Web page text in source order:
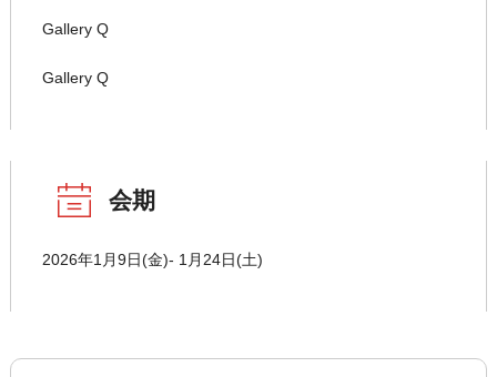
Gallery Q
Gallery Q
会期
2026年1月9日(金)- 1月24日(土)